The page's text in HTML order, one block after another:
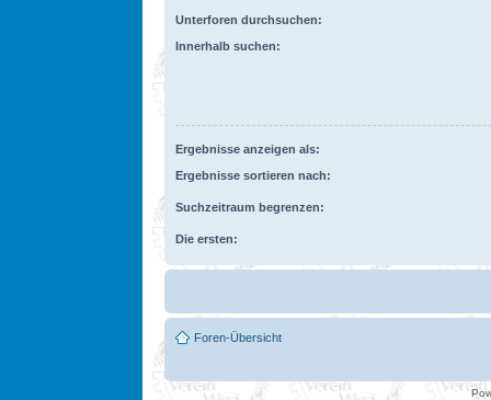
Unterforen durchsuchen:
Innerhalb suchen:
Ergebnisse anzeigen als:
Ergebnisse sortieren nach:
Suchzeitraum begrenzen:
Die ersten:
Foren-Übersicht